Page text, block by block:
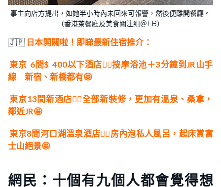
事主向店方提出，如她半小時內未回來可報警，然後便離開餐廳。
（香港茶餐廳及美食關注組＠FB）
🇯🇵 日本開關啦！即睇最新住宿推介：
東京 6間$ 400以下酒店👍🏻按摩浴池＋3分鐘到JR山手
線 新宿、新橋都有🤩
東京13間新酒店👍🏻全部新裝修，更加有溫泉、桑拿，
鄰近JR🤩
東京8間河口湖溫泉酒店👍🏻房內泡私人風呂，起床賞富
士山絕景🤩
網民：十個有九個人都會覺得想